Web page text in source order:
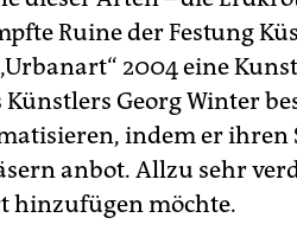
Ruine der Festung
2004 eine
­Georg Winter
indem er
anbot. Allzu sehr
hinzufügen möchte.